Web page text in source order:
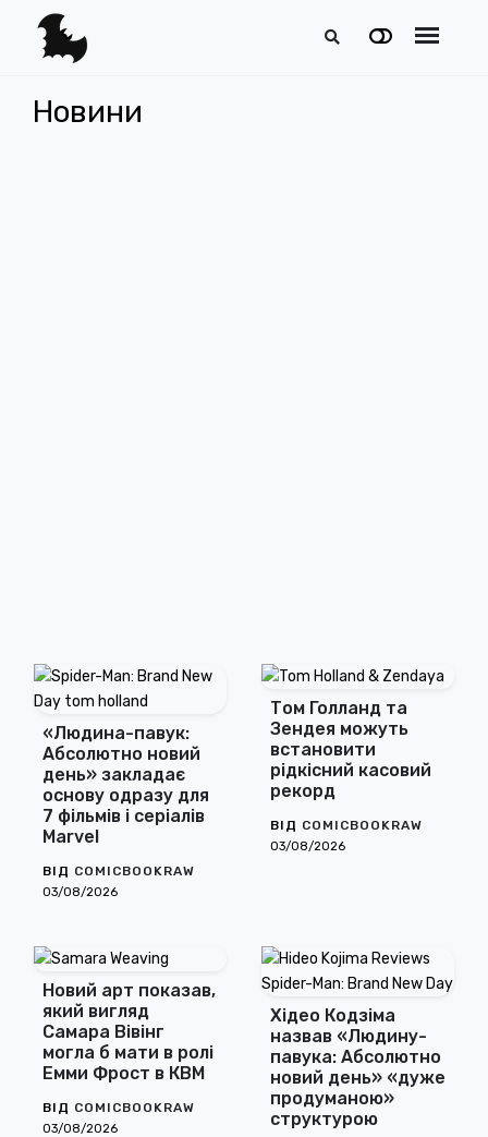
Новини
«Людина-павук:
Абсолютно новий
день» закладає
основу одразу для
7 фільмів і серіалів
Marvel
ВІД COMICBOOKRAW
03/08/2026
Том Голланд та
Зендея можуть
встановити
рідкісний касовий
рекорд
ВІД COMICBOOKRAW
03/08/2026
Новий арт показав,
який вигляд
Самара Вівінг
могла б мати в ролі
Емми Фрост в КВМ
ВІД COMICBOOKRAW
03/08/2026
Хідео Кодзіма
назвав «Людину-
павука: Абсолютно
новий день» «дуже
продуманою»
структурою